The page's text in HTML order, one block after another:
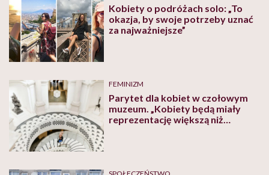
Kobiety o podróżach solo: „To
okazja, by swoje potrzeby uznać
za najważniejsze”
FEMINIZM
Parytet dla kobiet w czołowym
muzeum. „Kobiety będą miały
reprezentację większą niż